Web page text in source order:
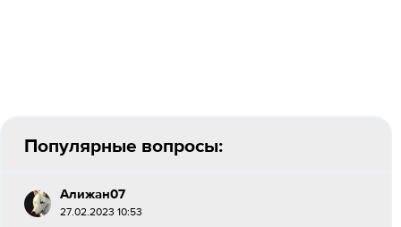
Популярные вопросы:
Алижан07
27.02.2023 10:53